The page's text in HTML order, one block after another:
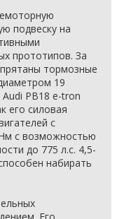
подвеску на
прототипов. За
тормозные
19
PB18 e-tron
его силовая
с
с возможностью
до 775 л.с. 4,5-
набирать